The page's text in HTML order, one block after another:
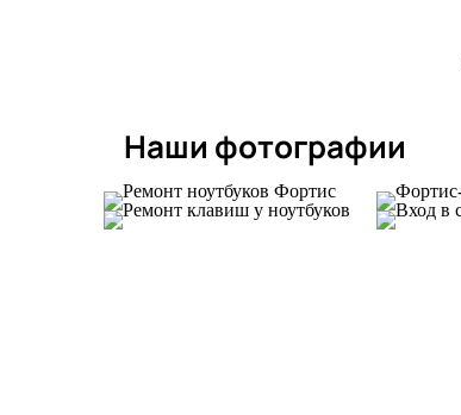
Наши фотографии